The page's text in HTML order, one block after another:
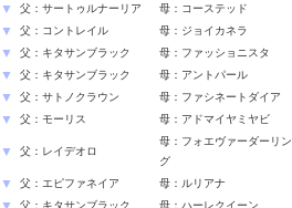
▼ 父：サートゥルナーリア 母：コーステッド
▼ 父：コントレイル 母：ジョイカネラ
▼ 父：キタサンブラック 母：ファッショニスタ
▼ 父：キタサンブラック 母：アントパール
▼ 父：サトノクラウン 母：ファシネートダイア
▼ 父：モーリス 母：アドマイヤミヤビ
▼ 父：レイデオロ
母：フォエヴァーダーリン
グ
▼ 父：エピファネイア 母：ルリアナ
父：キタサンブラック 母：ハーレクイーン